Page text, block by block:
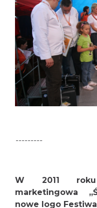
---------
W 2011
marketingowa
nowe logo